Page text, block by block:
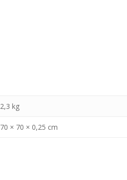
2,3 kg
70 × 70 × 0,25 cm